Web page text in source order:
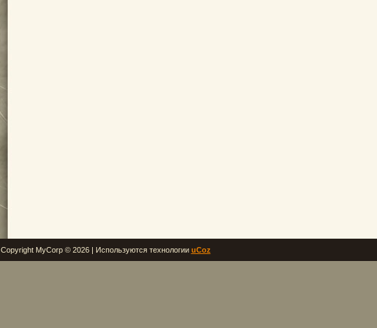
Copyright MyCorp © 2026 | Используются технологии uCoz